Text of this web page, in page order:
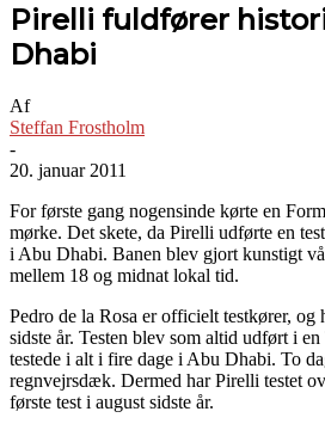
Pirelli fuldfører
Dhabi
Af
Steffan Frostholm
-
20. januar 2011
For første gang nogensinde kørte en
mørke. Det skete, da Pirelli udførte en
i Abu Dhabi. Banen blev gjort kunstigt
mellem 18 og midnat lokal tid.
Pedro de la Rosa er officielt testkører,
sidste år. Testen blev som altid udført i
testede i alt i fire dage i Abu Dhabi. To
regnvejrsdæk. Dermed har Pirelli testet
første test i august sidste år.